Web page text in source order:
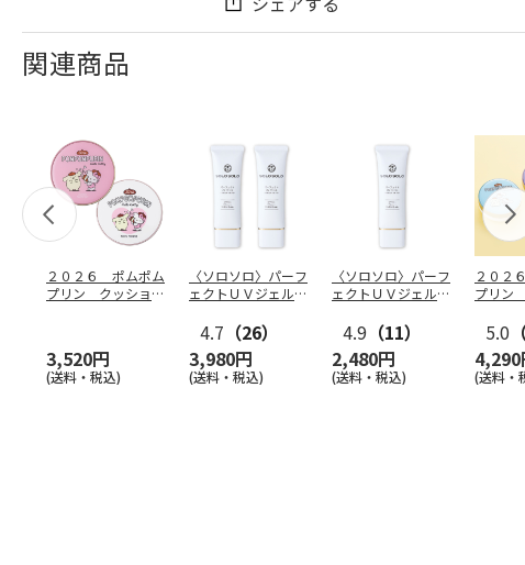
関連商品
２０２６ ポムポム
プリン クッション
3,520円
(送料・税込)
〈ソロソロ〉パーフ
ェクトＵＶジェル
4.7 （26）
3,980円
(送料・税込)
〈ソロソロ〉パーフ
ェクトＵＶジェル
4.9 （11）
2,480円
(送料・税込)
２０２
プリン
ファン
個セ…
5.0
4,290
(送料・